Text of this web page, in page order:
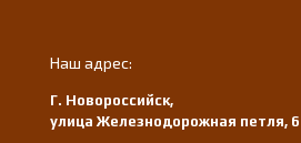
Наш адрес:
Г. Новороссийск,
улица Железнодорожная петля,